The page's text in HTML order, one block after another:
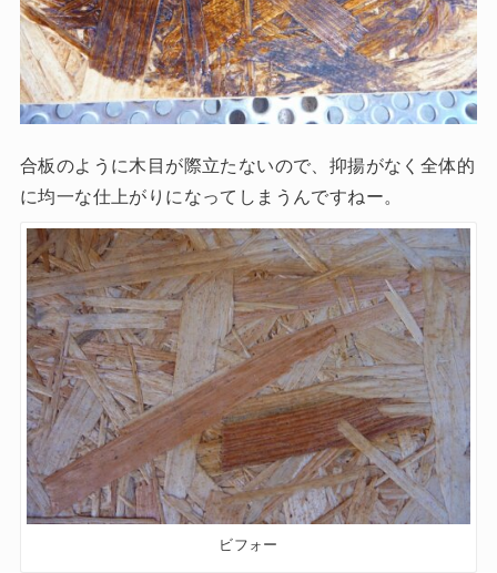
合板のように木目が際立たないので、抑揚がなく全体的
に均一な仕上がりになってしまうんですねー。
ビフォー